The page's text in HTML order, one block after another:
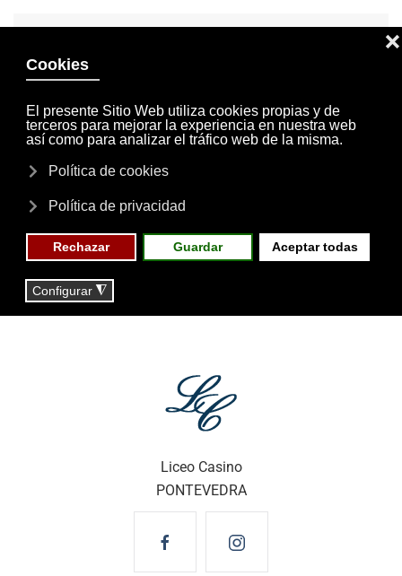
INVITACIONES
MI CUENTA
Boletín Digital nº 5 -
2016 / 203
Fecha:26-02-2016
Boletín Digital nº 5 - 2016 / 203
Liceo Casino
PONTEVEDRA